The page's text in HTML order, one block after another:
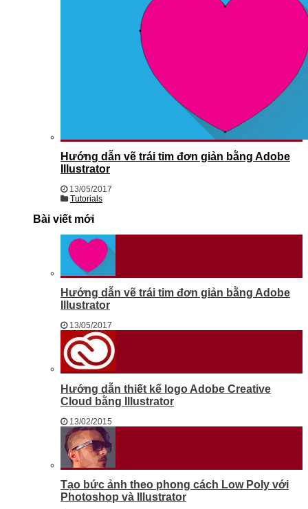
Hướng dẫn vẽ trái tim đơn giản bằng Adobe
Illustrator
13/05/2017
Tutorials
Bài viết mới
Hướng dẫn vẽ trái tim đơn giản bằng Adobe
Illustrator
13/05/2017
Hướng dẫn thiết kế logo Adobe Creative
Cloud bằng Illustrator
13/02/2015
Tạo bức ảnh theo phong cách Low Poly với
Photoshop và Illustrator